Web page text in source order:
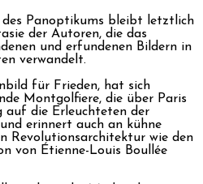
Panoptikums bleibt letztlich
der Autoren, die das
und erfundenen Bildern in
verwandelt.
für Frieden, hat sich
Montgolfiere, die über Paris
auf die Erleuchteten der
erinnert auch an kühne
Revolutionsarchitektur wie den
von Étienne-Louis Boullée